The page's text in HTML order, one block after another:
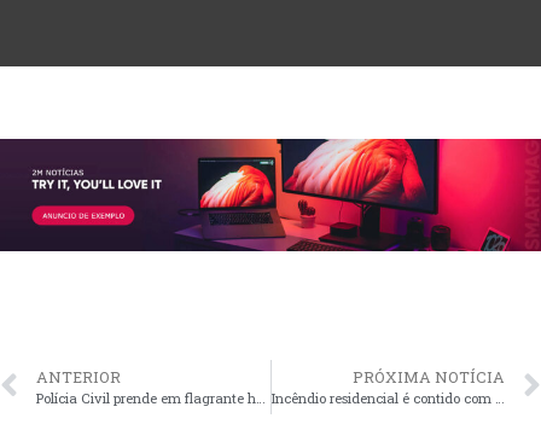
ANTERIOR
Polícia Civil prende em flagrante homem por suspeita de maus tratos a animais
PRÓXIMA NOTÍCIA
Incêndio residencial é contido com rapidez pelos Bombeiros em Santo Antônio da Patrulha